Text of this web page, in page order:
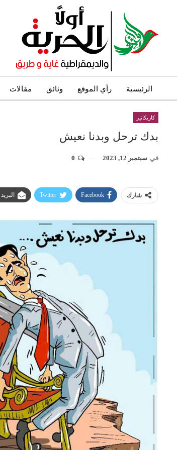
الرئيسية رأي الموقع وثائق مقالات
كاريكاتير
بدك ترحل وبدنا نعيش
في سبتمبر 12, 2023
شارك Facebook
Twitter